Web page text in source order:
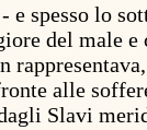
e spesso lo
del male e
alle
Slavi